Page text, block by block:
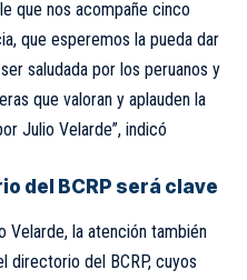
que nos acompañe cinco
que esperemos la pueda dar
saludada por los peruanos y
que valoran y aplauden la
Julio Velarde”, indicó
del BCRP será clave
Velarde, la atención también
directorio del BCRP, cuyos